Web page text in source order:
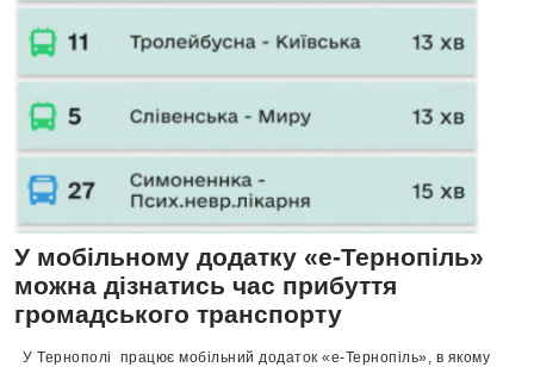
У мобільному додатку «е-Тернопіль»
можна дізнатись час прибуття
громадського транспорту
У Тернополі працює мобільний додаток «е-Тернопіль», в якому